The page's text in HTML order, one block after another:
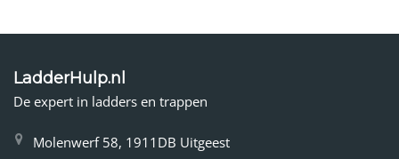
LadderHulp.nl
De expert in ladders en trappen
Molenwerf 58, 1911DB Uitgeest